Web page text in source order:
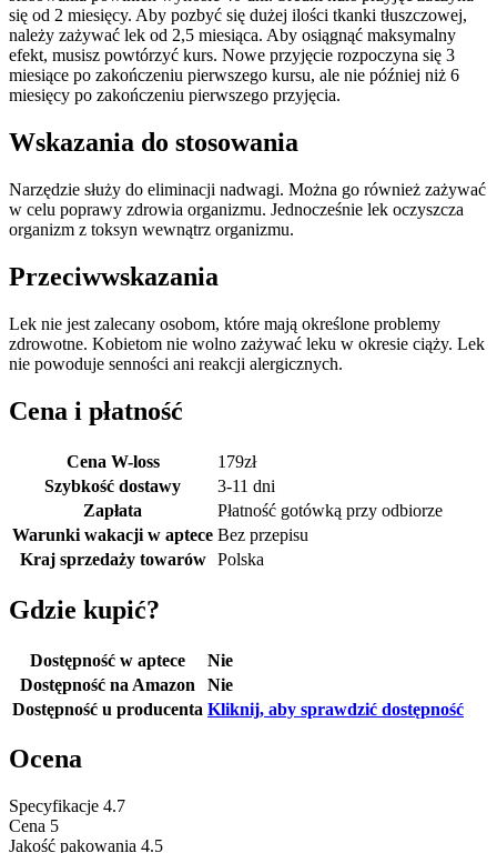
się od 2 miesięcy. Aby pozbyć się dużej ilości tkanki tłuszczowej,
należy zażywać lek od 2,5 miesiąca. Aby osiągnąć maksymalny
efekt, musisz powtórzyć kurs. Nowe przyjęcie rozpoczyna się 3
miesiące po zakończeniu pierwszego kursu, ale nie później niż 6
miesięcy po zakończeniu pierwszego przyjęcia.
Wskazania do stosowania
Narzędzie służy do eliminacji nadwagi. Można go również zażywać
w celu poprawy zdrowia organizmu. Jednocześnie lek oczyszcza
organizm z toksyn wewnątrz organizmu.
Przeciwwskazania
Lek nie jest zalecany osobom, które mają określone problemy
zdrowotne. Kobietom nie wolno zażywać leku w okresie ciąży. Lek
nie powoduje senności ani reakcji alergicznych.
Cena i płatność
Cena W-loss 179zł
Szybkość dostawy
3-11 dni
Zapłata
Płatność gotówką przy odbiorze
Warunki wakacji w aptece Bez przepisu
Kraj sprzedaży towarów
Polska
Gdzie kupić?
Dostępność w aptece
Nie
Dostępność na Amazon
Nie
Dostępność u producenta Kliknij, aby sprawdzić dostępność
Ocena
Specyfikacje 4.7
Cena 5
Jakość pakowania 4.5